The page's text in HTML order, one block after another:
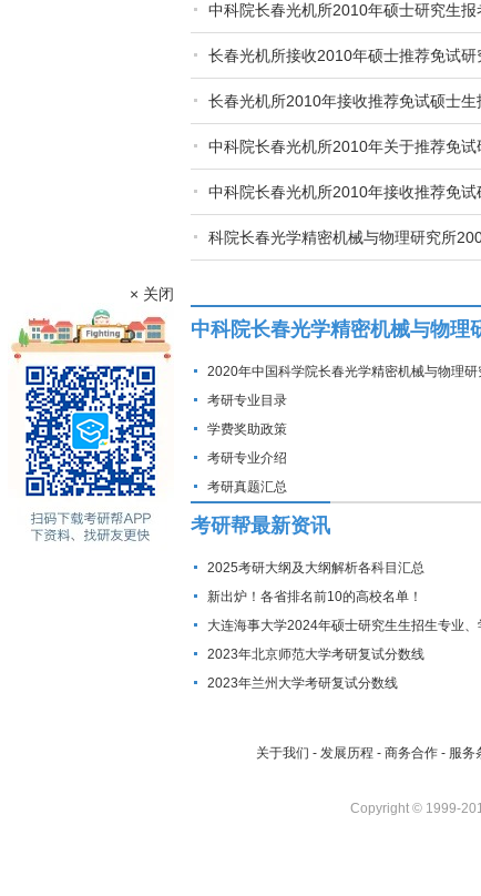
中科院长春光机所2010年硕士研究生报
长春光机所接收2010年硕士推荐免试
长春光机所2010年接收推荐免试硕士生
中科院长春光机所2010年关于推荐免
中科院长春光机所2010年接收推荐免试
科院长春光学精密机械与物理研究所
中科院长春光学精密机械与物理
2020年中国科学院长春光学精密机械与物理研
复试分数线
考研专业目录
学费奖助政策
考研专业介绍
考研真题汇总
考研帮最新资讯
2025考研大纲及大纲解析各科目汇总
新出炉！各省排名前10的高校名单！
大连海事大学2024年硕士研究生生招生专业、
费标准及拟招生人数
2023年北京师范大学考研复试分数线
2023年兰州大学考研复试分数线
关于我们 - 发展历程 - 商务合作 - 服务
Copyright © 1999-
× 关闭